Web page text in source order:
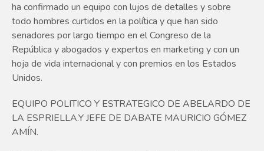
ha confirmado un equipo con lujos de detalles y sobre
todo hombres curtidos en la política y que han sido
senadores por largo tiempo en el Congreso de la
República y abogados y expertos en marketing y con un
hoja de vida internacional y con premios en los Estados
Unidos.
EQUIPO POLITICO Y ESTRATEGICO DE ABELARDO DE
LA ESPRIELLA.Y JEFE DE DABATE MAURICIO GÓMEZ
AMÍN.